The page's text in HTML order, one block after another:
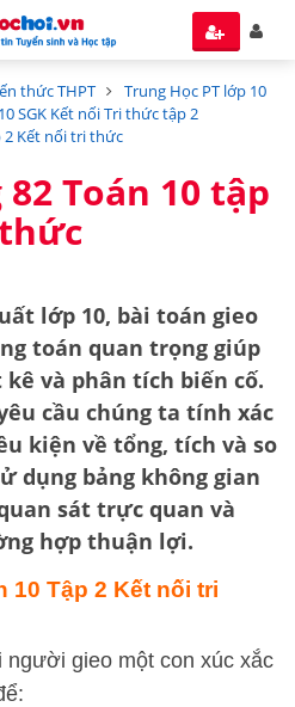
thức THPT
Trung Học PT lớp 10
SGK Kết nối Tri thức tập 2
2 Kết nối tri thức
Toán 10 tập
lớp 10, bài toán gieo
toán quan trọng giúp
và phân tích biến cố.
cầu chúng ta tính xác
kiện về tổng, tích và so
dụng bảng không gian
sát trực quan và
hợp thuận lợi.
10 Tập 2 Kết nối tri
người gieo một con xúc xắc